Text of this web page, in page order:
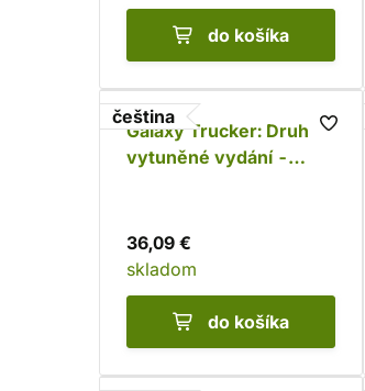
do košíka
čeština
Galaxy Trucker: Druhé,
vytuněné vydání -
36,09 €
skladom
do košíka